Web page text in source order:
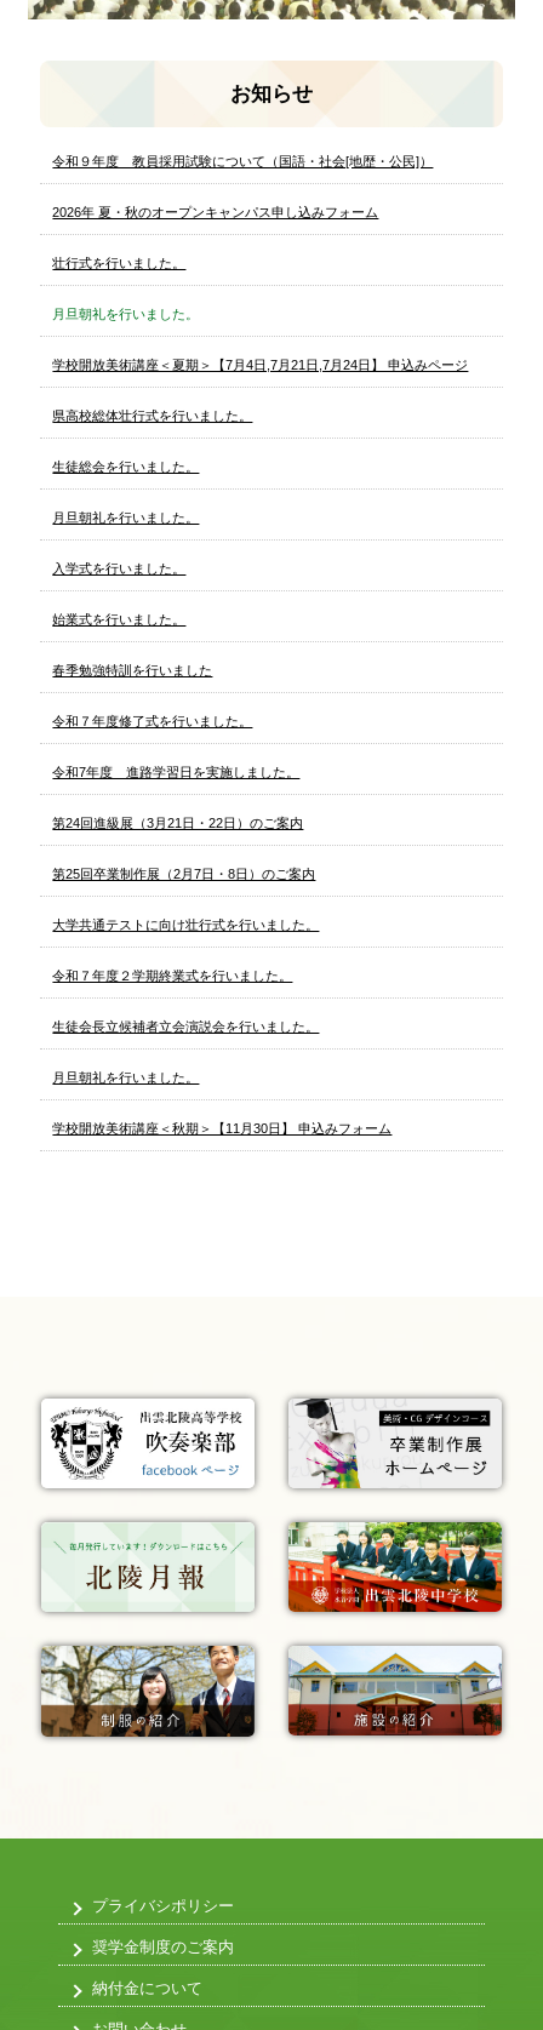
お知らせ
令和９年度 教員採用試験について（国語・社会[地歴・公民]）
2026年 夏・秋のオープンキャンパス申し込みフォーム
壮行式を行いました。
月旦朝礼を行いました。
学校開放美術講座＜夏期＞【7月4日,7月21日,7月24日】 申込みページ
県高校総体壮行式を行いました。
生徒総会を行いました。
月旦朝礼を行いました。
入学式を行いました。
始業式を行いました。
春季勉強特訓を行いました
令和７年度修了式を行いました。
令和7年度 進路学習日を実施しました。
第24回進級展（3月21日・22日）のご案内
第25回卒業制作展（2月7日・8日）のご案内
大学共通テストに向け壮行式を行いました。
令和７年度２学期終業式を行いました。
生徒会長立候補者立会演説会を行いました。
月旦朝礼を行いました。
学校開放美術講座＜秋期＞【11月30日】 申込みフォーム
プライバシポリシー
奨学金制度のご案内
納付金について